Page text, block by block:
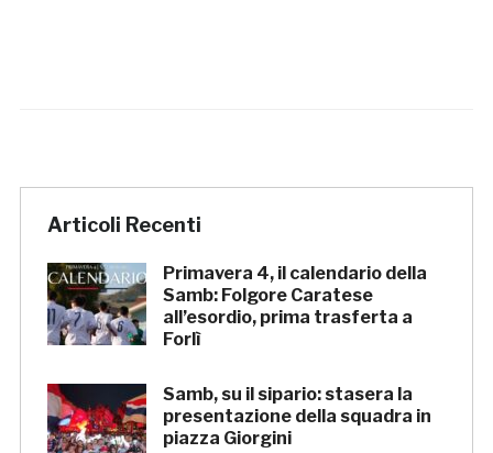
Articoli Recenti
Primavera 4, il calendario della
Samb: Folgore Caratese
all’esordio, prima trasferta a
Forlì
Samb, su il sipario: stasera la
presentazione della squadra in
piazza Giorgini